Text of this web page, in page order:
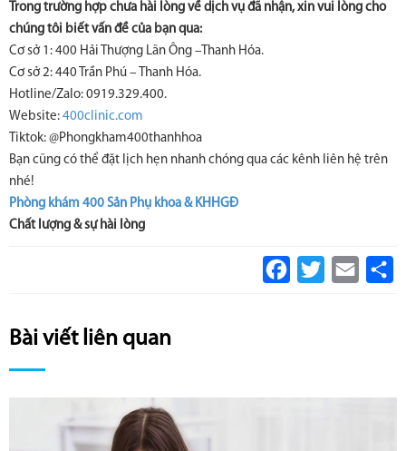
Trong trường hợp chưa hài lòng về dịch vụ đã nhận, xin vui lòng cho
chúng tôi biết vấn đề của bạn qua:
Cơ sở 1: 400 Hải Thượng Lãn Ông –Thanh Hóa.
Cơ sở 2: 440 Trần Phú – Thanh Hóa.
Hotline/Zalo: 0919.329.400.
Website: 400clinic.com
Tiktok: @Phongkham400thanhhoa
Bạn cũng có thể đặt lịch hẹn nhanh chóng qua các kênh liên hệ trên
nhé!
Phòng khám 400 Sản Phụ khoa & KHHGĐ
Chất lượng & sự hài lòng
Facebook
Twitter Email
Bài viết liên quan